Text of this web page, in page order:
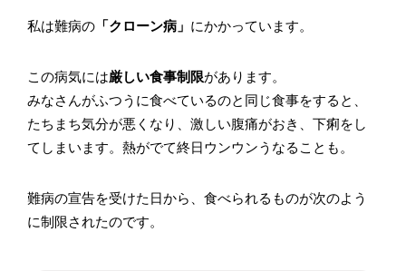
私は難病の 「クローン病」 にかかっています。
この病気には厳しい食事制限があります。
みなさんがふつうに食べているのと同じ食事をすると、
たちまち気分が悪くなり、激しい腹痛がおき、下痢をし
てしまいます。熱がでて終日ウンウンうなることも。
難病の宣告を受けた日から、食べられるものが次のよう
に制限されたのです。